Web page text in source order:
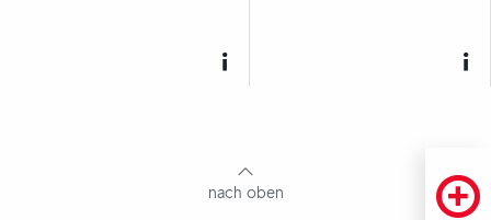
nach oben